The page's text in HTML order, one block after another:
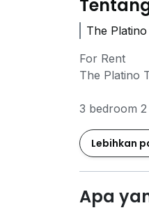
The
For Rent
The Platino
3 bedroom
High floor
1119 sqft
Call
Lebihkan
Apa